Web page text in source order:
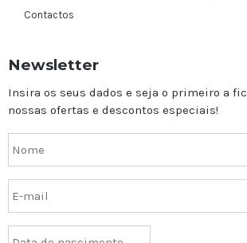
Contactos
Newsletter
Insira os seus dados e seja o primeiro a
nossas ofertas e descontos especiais!